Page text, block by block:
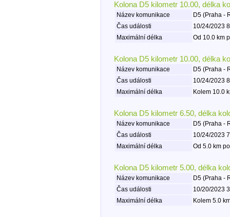
Kolona D5 kilometr 10.00, délka
Název komunikace
D5 (Praha -
Čas události
10/24/2023
Maximální délka
Od 10.0 km
Kolona D5 kilometr 10.00, délka
Název komunikace
D5 (Praha -
Čas události
10/24/2023
Maximální délka
Kolem 10.0
Kolona D5 kilometr 6.50, délka
Název komunikace
D5 (Praha -
Čas události
10/24/2023
Maximální délka
Od 5.0 km
Kolona D5 kilometr 5.00, délka
Název komunikace
D5 (Praha -
Čas události
10/20/2023
Maximální délka
Kolem 5.0